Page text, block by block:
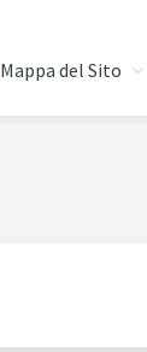
Mappa del Sito